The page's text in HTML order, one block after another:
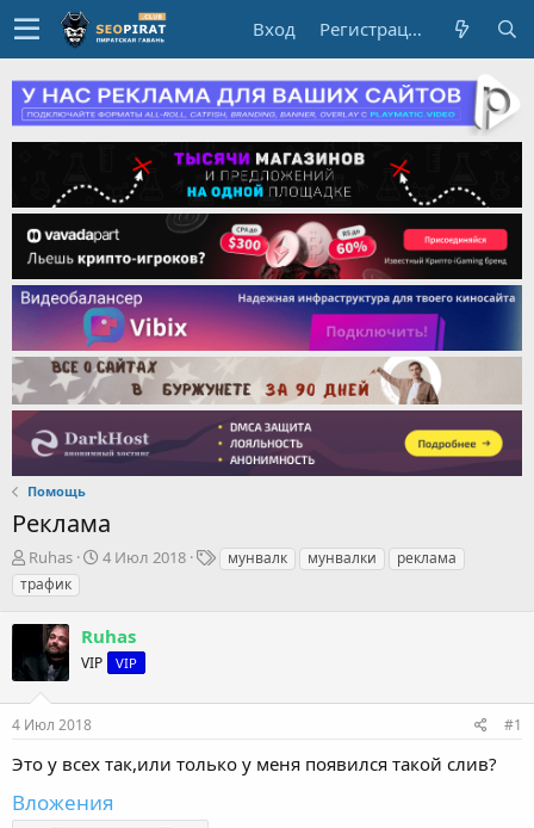
Вход Регистрация
Помощь
Реклама
А
в
т
о
т
е
м
ы
Ruhas
Д
н
а
а
4 Июл 2018
Т мунвалк мунвалки
реклама
трафик
Ruhas
VIP VIP
4 Июл 2018 #1
Это у всех так,или только у меня появился такой слив?
Вложения